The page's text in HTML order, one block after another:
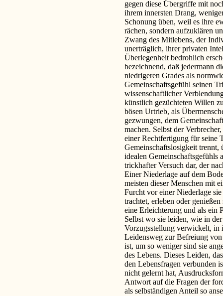
gegen diese Übergriffe mit
ihrem innersten Drang,
Schonung üben, weil es ihre
rächen, sondern aufzuklären
Zwang des Mitlebens, der
unerträglich, ihrer privaten
Überlegenheit bedrohlich
bezeichnend, daß jedermann
niedrigeren Grades als
Gemeinschaftsgefühl seinen
wissenschaftlicher
künstlich gezüchteten Willen
bösen Urtrieb, als
gezwungen, dem
machen. Selbst der
einer Rechtfertigung für seine
Gemeinschaftslosigkeit trennt,
idealen Gemeinschaftsgefühls
trickhafter Versuch dar, der
Einer Niederlage auf dem
meisten dieser Menschen mit
Furcht vor einer Niederlage
trachtet, erleben oder
eine Erleichterung und als ein
Selbst wo sie leiden, wie in
Vorzugsstellung verwickelt, in
Leidensweg zur Befreiung
ist, um so weniger sind sie
des Lebens. Dieses Leiden,
den Lebensfragen verbunden
nicht gelernt hat,
Antwort auf die Fragen der
als selbständigen Anteil so